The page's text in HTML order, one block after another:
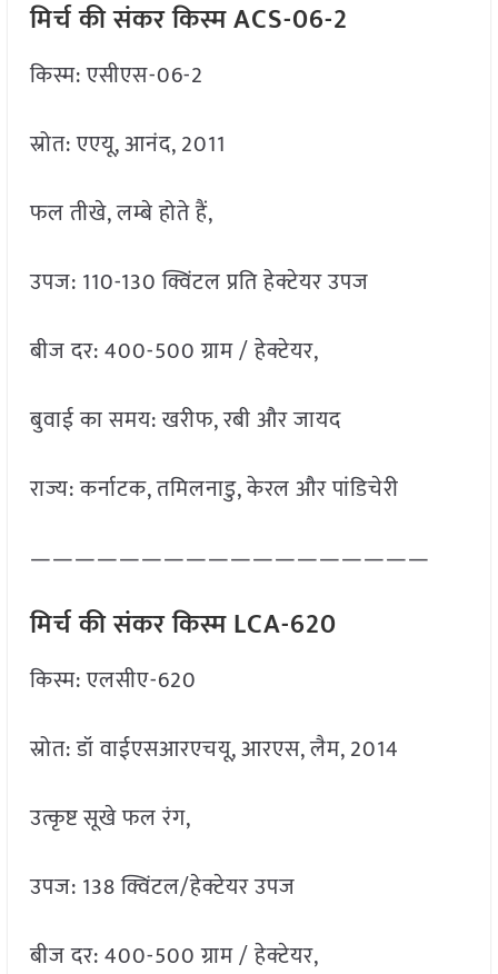
मिर्च की संकर किस्म ACS-06-2
किस्म: एसीएस-06-2
स्रोत: एएयू, आनंद, 2011
फल तीखे, लम्बे होते हैं,
उपज: 110-130 क्विंटल प्रति हेक्टेयर उपज
बीज दर: 400-500 ग्राम / हेक्टेयर,
बुवाई का समय: खरीफ, रबी और जायद
राज्य: कर्नाटक, तमिलनाडु, केरल और पांडिचेरी
——————————————————
मिर्च की संकर किस्म LCA-620
किस्म: एलसीए-620
स्रोत: डॉ वाईएसआरएचयू, आरएस, लैम, 2014
उत्कृष्ट सूखे फल रंग,
उपज: 138 क्विंटल/हेक्टेयर उपज
बीज दर: 400-500 ग्राम / हेक्टेयर,